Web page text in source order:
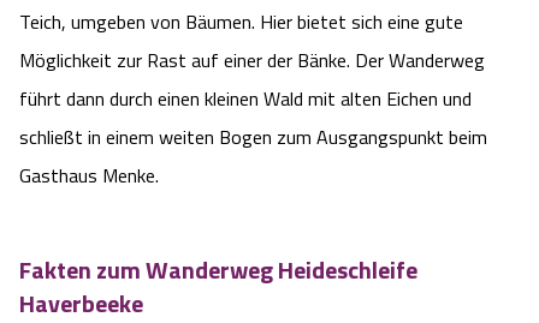
Teich, umgeben von Bäumen. Hier bietet sich eine gute
Möglichkeit zur Rast auf einer der Bänke. Der Wanderweg
führt dann durch einen kleinen Wald mit alten Eichen und
schließt in einem weiten Bogen zum Ausgangspunkt beim
Gasthaus Menke.
Fakten zum Wanderweg Heideschleife
Haverbeeke